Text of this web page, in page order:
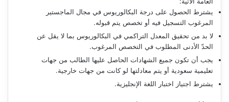
يشترط الحصول على درجة البكالوريوس في مجال الماجستير
المرغوب التسجيل فيه أو تخصص يتم قبوله.
لا بد من تحقيق المعدل التراكمي في البكالوريوس بما لا يقل عن
الحدّ الأدنى المطلوب في التخصص المرغوب.
يجب أن تكون جميع الشهادات الحاصل عليها الطالب من جهات
تعليمية سعودية أو يتم معادلتها لو كانت من جهات خارجية.
يشترط اجتياز اختبار اللغة الإنجليزية.